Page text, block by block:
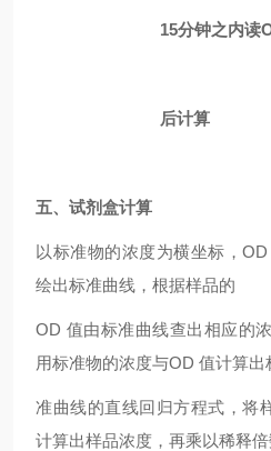
15分钟之内读
后计算
五、 试剂盒计算
以标准物的浓度为横坐标，
绘出标准曲线，根据样品的
OD 值由标准曲线查出相应的
用标准物的浓度与OD 值计算出
准曲线的直线回归方程式，将
计算出样品浓度，再乘以稀释倍